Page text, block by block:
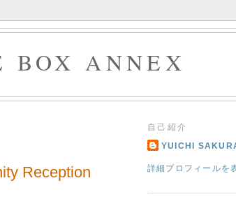
BOX ANNEX
Reception
自己紹介
YUICHI
詳細プロフィールを